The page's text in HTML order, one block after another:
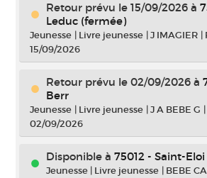
Retour prévu le 15/09/2026 à
Leduc (fermée)
Jeunesse | Livre jeunesse |J IMAGIER |
15/09/2026
Retour prévu le 02/09/2026 à
Berr
Jeunesse | Livre jeunesse |J A BEBE G |
02/09/2026
Disponible à 75012 - Saint-Eloi
Jeunesse | Livre jeunesse | BEBE